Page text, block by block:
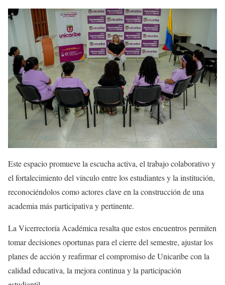
Este espacio promueve la escucha activa, el trabajo colaborativo y
el fortalecimiento del vínculo entre los estudiantes y la institución,
reconociéndolos como actores clave en la construcción de una
academia más participativa y pertinente.
La Vicerrectoría Académica resalta que estos encuentros permiten
tomar decisiones oportunas para el cierre del semestre, ajustar los
planes de acción y reafirmar el compromiso de Unicaribe con la
calidad educativa, la mejora continua y la participación